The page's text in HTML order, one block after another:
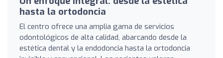
hasta la ortodoncia
El centro ofrece una amplia gama de servicios
odontológicos de alta calidad, abarcando desde la
estética dental y la endodoncia hasta la ortodoncia